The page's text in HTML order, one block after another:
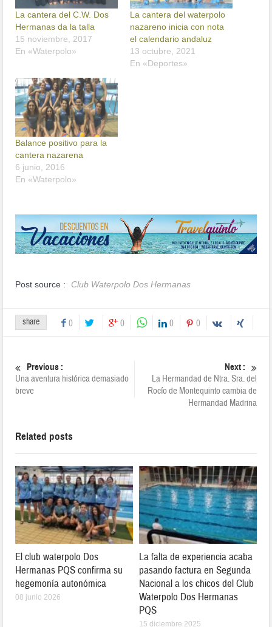
La cantera del C.W. Dos
Hermanas da la talla
15 noviembre, 2017
En «Waterpolo»
La cantera del waterpolo
nazareno inicia con nota
el calendario andaluz
13 octubre, 2021
En «Deportes»
Balance positivo para la
cantera nazarena
6 junio, 2016
En «Waterpolo»
Post source : Club Waterpolo Dos Hermanas
share 0 0 0 0
Previous :
Una aventura histórica demasiado
breve
Next :
La Hermandad de Ntra. Sra. del
Rocío de Montequinto cambia de
Hermandad Madrina
Related posts
El club waterpolo Dos
Hermanas PQS confirma su
hegemonía autonómica
08 junio 2026
La falta de experiencia acaba
pasando factura en Segunda
Nacional a los chicos del Club
Waterpolo Dos Hermanas
PQS
15 diciembre 2025